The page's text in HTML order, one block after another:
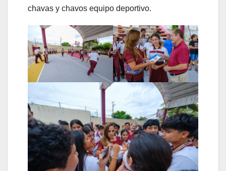
chavas y chavos equipo deportivo.